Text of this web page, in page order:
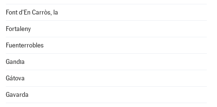
Font d'En Carròs, la
Fortaleny
Fuenterrobles
Gandia
Gátova
Gavarda